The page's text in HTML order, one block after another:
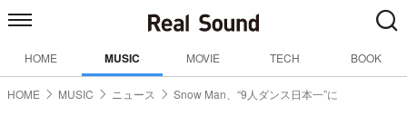
HOME MUSIC MOVIE TECH BOOK
HOME MUSIC ニュース Snow Man、“9人ダンス日本一”に